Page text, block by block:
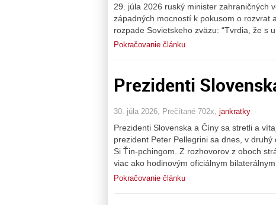
29. júla 2026 ruský minister zahraničných
západných mocností k pokusom o rozvrat
rozpade Sovietskeho zväzu: “Tvrdia, že
Pokračovanie článku
Prezidenti
30. júla 2026, Prečítané 702x, jankratky
Prezidenti Slovenska a Číny sa stretli a
prezident Peter Pellegrini sa dnes, v
Si Ťin-pchingom. Z rozhovorov z oboch
viac ako hodinovým oficiálnym
Pokračovanie článku